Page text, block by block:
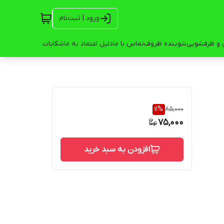
ورود | ثبت‌نام
و ظرفشوییشوینده ظروفتماس با مادلیل اعتماد به ماشکایات
85,000
11%
75,000
افزودن به سبد خرید